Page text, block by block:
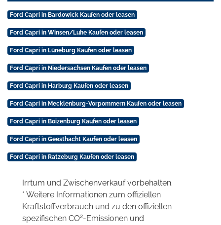
Ford Capri in Bardowick Kaufen oder leasen
Ford Capri in Winsen/Luhe Kaufen oder leasen
Ford Capri in Lüneburg Kaufen oder leasen
Ford Capri in Niedersachsen Kaufen oder leasen
Ford Capri in Harburg Kaufen oder leasen
Ford Capri in Mecklenburg-Vorpommern Kaufen oder leasen
Ford Capri in Boizenburg Kaufen oder leasen
Ford Capri in Geesthacht Kaufen oder leasen
Ford Capri in Ratzeburg Kaufen oder leasen
Irrtum und Zwischenverkauf vorbehalten.
* Weitere Informationen zum offiziellen
Kraftstoffverbrauch und zu den offiziellen
spezifischen CO2-Emissionen und